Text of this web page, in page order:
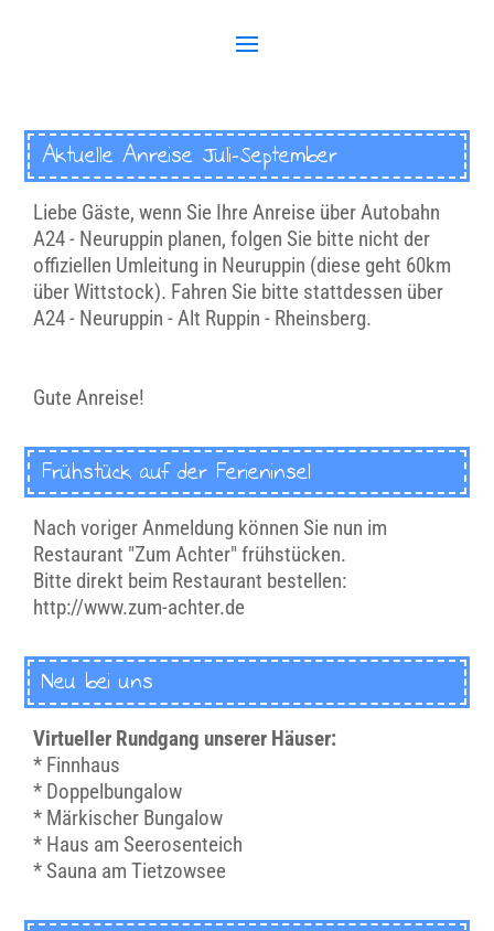
Aktuelle Anreise Juli-September
Liebe Gäste, wenn Sie Ihre Anreise über Autobahn
A24 - Neuruppin planen, folgen Sie bitte nicht der
offiziellen Umleitung in Neuruppin (diese geht 60km
über Wittstock). Fahren Sie bitte stattdessen über
A24 - Neuruppin - Alt Ruppin - Rheinsberg.
Gute Anreise!
Frühstück auf der Ferieninsel
Nach voriger Anmeldung können Sie nun im
Restaurant "Zum Achter" frühstücken.
Bitte direkt beim Restaurant bestellen:
http://www.zum-achter.de
Neu bei uns
Virtueller Rundgang unserer Häuser:
* Finnhaus
* Doppelbungalow
* Märkischer Bungalow
* Haus am Seerosenteich
*Sauna am Tietzowsee